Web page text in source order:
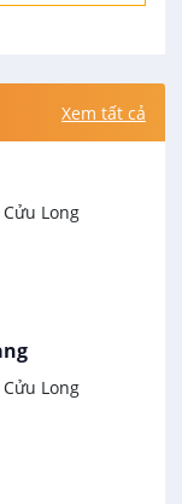
Xem tất cả
Cửu Long
Cửu Long